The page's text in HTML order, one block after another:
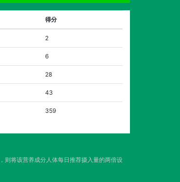
得分
2
6
28
43
359
则将该营养成分人体每日推荐摄入量的两倍设